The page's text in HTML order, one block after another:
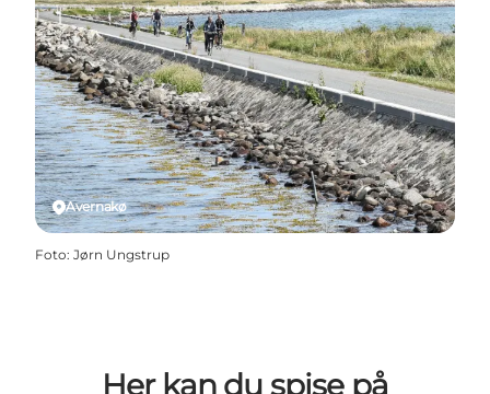
Avernakø
Foto: Jørn Ungstrup
Her kan du spise på